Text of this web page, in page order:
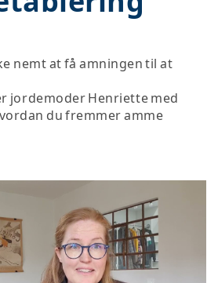
nemt at få amningen til at
jordemoder Henriette med
du fremmer amme